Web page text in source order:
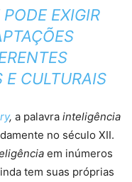
EXIGIR
E CULTURAIS
, a palavra inteligência
no século XII.
em inúmeros
tem suas próprias